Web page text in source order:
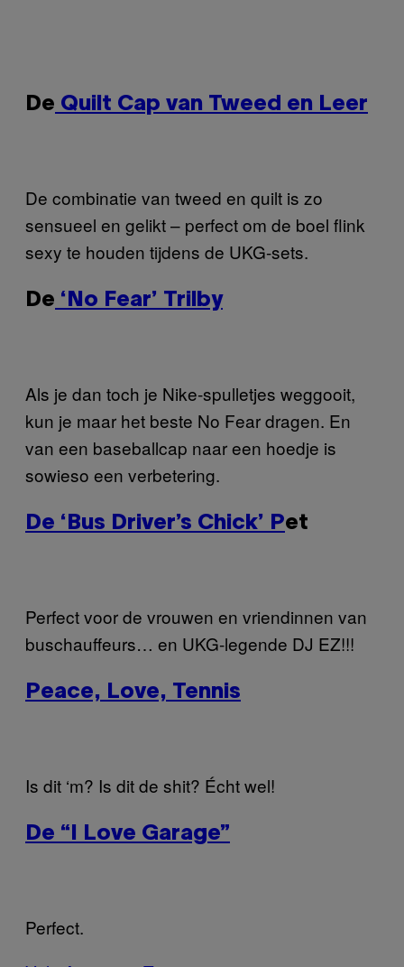
De Quilt Cap van Tweed en Leer
De combinatie van tweed en quilt is zo
sensueel en gelikt – perfect om de boel flink
sexy te houden tijdens de UKG-sets.
De ‘No Fear’ Trilby
Als je dan toch je Nike-spulletjes weggooit,
kun je maar het beste No Fear dragen. En
van een baseballcap naar een hoedje is
sowieso een verbetering.
De ‘Bus Driver’s Chick’ Pet
Perfect voor de vrouwen en vriendinnen van
buschauffeurs… en UKG-legende DJ EZ!!!
Peace, Love, Tennis
Is dit ‘m? Is dit de shit? Écht wel!
De “I Love Garage”
Perfect.